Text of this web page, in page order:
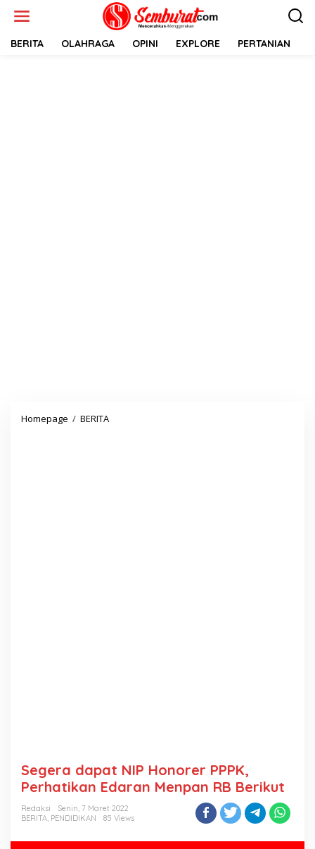
BERITA OLAHRAGA OPINI EXPLORE PERTANIAN
Homepage / BERITASegera
Segera dapat NIP Honorer PPPK,
Perhatikan Edaran Menpan RB Berikut
Redaksi
Senin, 7 Maret 2022
BERITA, PENDIDIKAN 85 Views